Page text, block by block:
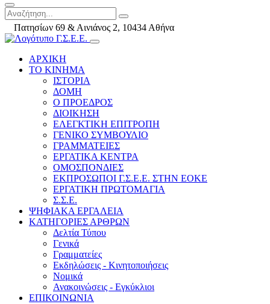
Πατησίων 69 & Αινιάνος 2, 10434 Αθήνα
ΑΡΧΙΚΗ
ΤΟ ΚΙΝΗΜΑ
ΙΣΤΟΡΙΑ
ΔΟΜΗ
Ο ΠΡΟΕΔΡΟΣ
ΔΙΟΙΚΗΣΗ
ΕΛΕΓΚΤΙΚΗ ΕΠΙΤΡΟΠΗ
ΓΕΝΙΚΟ ΣΥΜΒΟΥΛΙΟ
ΓΡΑΜΜΑΤΕΙΕΣ
ΕΡΓΑΤΙΚΑ ΚΕΝΤΡΑ
ΟΜΟΣΠΟΝΔΙΕΣ
ΕΚΠΡΟΣΩΠΟΙ Γ.Σ.Ε.Ε. ΣΤΗΝ ΕΟΚΕ
ΕΡΓΑΤΙΚΗ ΠΡΩΤΟΜΑΓΙΑ
Σ.Σ.Ε.
ΨΗΦΙΑΚΑ ΕΡΓΑΛΕΙΑ
ΚΑΤΗΓΟΡΙΕΣ ΑΡΘΡΩΝ
Δελτία Τύπου
Γενικά
Γραμματείες
Εκδηλώσεις - Κινητοποιήσεις
Νομικά
Ανακοινώσεις - Εγκύκλιοι
ΕΠΙΚΟΙΝΩΝΙΑ